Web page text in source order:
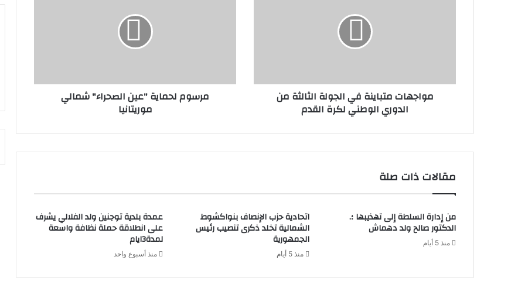
مواجهات متباينة في الجولة الثالثة من
الدوري الوطني لكرة القدم
مرسوم لحماية "عين الصحراء" شمالي
موريتانيا
مقالات ذات صلة
من إدارة السلطة إلى تهذيبها ؛.
الدكتور صالح ولد دهماش
منذ 5 أيام
اتحادية حزب الإنصاف بنواكشوط
الشمالية تخلد ذكرى تنصيب رئيس
الجمهورية
منذ 5 أيام
عمدة بلدية توجنين ولد الفلالي يشرف
على انطلاقة حملة نظافة واسعة
لمدة3ايام
منذ أسبوع واحد